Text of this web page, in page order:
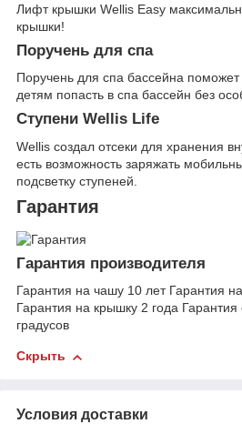
Лифт крышки Wellis Easy
крышки!
Поручень для спа
Поручень для спа бассейна
детям попасть в спа бассейн без
Ступени Wellis Life
Wellis создал отсеки для хранения
есть возможность заряжать
подсветку ступеней.
Гарантия
Гарантия производителя
Гарантия на чашу 10 лет Гарантия
Гарантия на крышку 2 года
градусов
Скрыть
Условия доставки